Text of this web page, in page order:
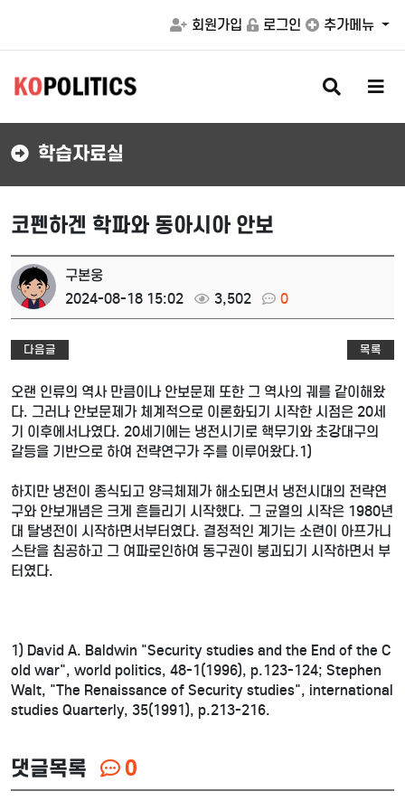
회원가입 로그인 추가메뉴
검
색
버
메
버
학습자료실
코펜하겐 학파와 동아시아 안보
구본웅
2024-08-18 15:02
3,502 0
다음글 목록
오랜 인류의 역사 만큼이나 안보문제 또한 그 역사의 궤를 같이해왔
다. 그러나 안보문제가 체계적으로 이론화되기 시작한 시점은 20세
기 이후에서나였다. 20세기에는 냉전시기로 핵무기와 초강대구의
갈등을 기반으로 하여 전략연구가 주를 이루어왔다.1)
하지만 냉전이 종식되고 양극체제가 해소되면서 냉전시대의 전략연
구와 안보개념은 크게 흔들리기 시작했다. 그 균열의 시작은 1980년
대 탈냉전이 시작하면서부터였다. 결정적인 계기는 소련이 아프가니
스탄을 침공하고 그 여파로인하여 동구권이 붕괴되기 시작하면서 부
터였다.
1) David A. Baldwin "Security studies and the End of the C
old war", world politics, 48-1(1996), p.123-124; Stephen
Walt, "The Renaissance of Security studies", international
studies Quarterly, 35(1991), p.213-216.
댓글목록 0